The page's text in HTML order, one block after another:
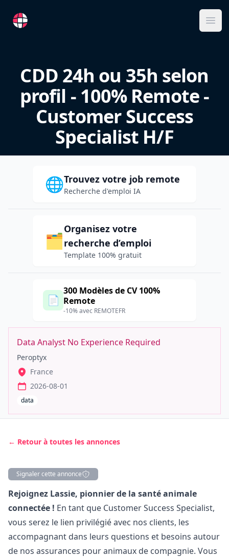
RemoteFR
CDD 24h ou 35h selon
profil - 100% Remote -
Customer Success
Specialist H/F
🌐Trouvez votre job remote
Recherche d'emploi IA
🗂️
Organisez votre
recherche d’emploi
Template 100% gratuit
📄
300 Modèles de CV 100%
Remote
-10% avec REMOTEFR
Data Analyst No Experience Required
Peroptyx
France
2026-08-01
data
← Retour à toutes les annonces
Signaler cette annonce
Description
Rejoignez Lassie, pionnier de la santé animale
connectée ! En tant que Customer Success Specialist,
vous serez le lien privilégié avec nos clients, les
accompagnant dans leurs questions et besoins autour
de nos assurances pour animaux de compagnie. Vous